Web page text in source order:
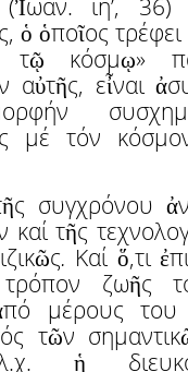
ιη’, 36)
ὁ ὁποῖος τρέφει
τῷ κόσμῳ»
αὐτῆς, εἶναι
μέ τόν
συγχρόνου
καί τῆς
. Καί ὅ,τι
ζωῆς
μέρους του
τῶν
ἡ